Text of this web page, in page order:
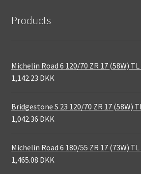
Products
Michelin Road 6 120/70 ZR 17 (58W)
1,142.23 DKK
Bridgestone S 23 120/70 ZR 17 (58W)
1,042.36 DKK
Michelin Road 6 180/55 ZR 17 (73W)
1,465.08 DKK